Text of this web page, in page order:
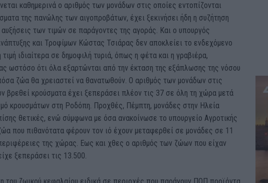
καθημερινά ο αριθμός των μονάδων στις οποίες εντοπίζονται
της πανώλης των αιγοπροβάτων, έχει ξεκινήσει ήδη η συζήτηση
αυξήσεις των τιμών σε παράγοντες της αγοράς. Και ο υπουργός
και Τροφίμων Κώστας Τσιάρας δεν αποκλείει το ενδεχόμενο
τιμή ιδιαίτερα σε δημοφιλή τυριά, όπως η φέτα και η γραβιέρα,
ωστόσο ότι όλα εξαρτώνται από την έκταση της εξάπλωσης της νόσου
ζώα θα χρειαστεί να θανατωθούν. Ο αριθμός των μονάδων στις
βρεθεί κρούσματα έχει ξεπεράσει πλέον τις 37 σε όλη τη χώρα μετά
κρουσμάτων στη Ροδόπη. Προχθές, Πέμπτη, μονάδες στην Ηλεία
θετικές, ενώ σύμφωνα με όσα ανακοίνωσε το υπουργείο Αγροτικής
που πιθανότατα φέρουν τον ιό έχουν μεταφερθεί σε μονάδες σε 11
της χώρας. Εως και χθες ο αριθμός των ζώων που είχαν
ξεπεράσει τις 13.500.